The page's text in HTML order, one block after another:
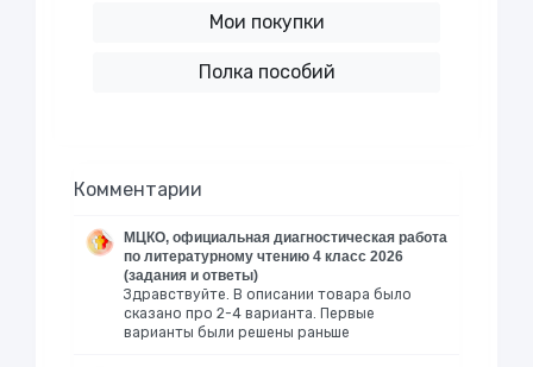
Мои покупки
Полка пособий
Комментарии
МЦКО, официальная диагностическая работа
по литературному чтению 4 класс 2026
(задания и ответы)
Здравствуйте. В описании товара было
сказано про 2-4 варианта. Первые
варианты были решены раньше